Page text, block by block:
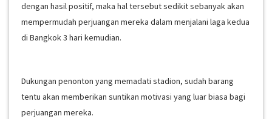
dengan hasil positif, maka hal tersebut sedikit sebanyak akan
mempermudah perjuangan mereka dalam menjalani laga kedua
di Bangkok 3 hari kemudian.
Dukungan penonton yang memadati stadion, sudah barang
tentu akan memberikan suntikan motivasi yang luar biasa bagi
perjuangan mereka.